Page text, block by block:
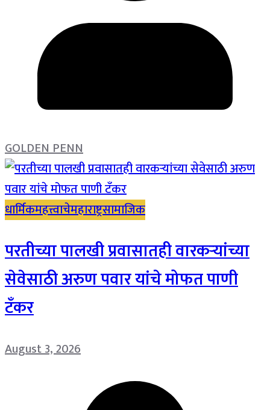
GOLDEN PENN
धार्मिकमहत्त्वाचेमहाराष्ट्रसामाजिक
परतीच्या पालखी प्रवासातही वारकऱ्यांच्या
सेवेसाठी अरुण पवार यांचे मोफत पाणी
टँकर
August 3, 2026